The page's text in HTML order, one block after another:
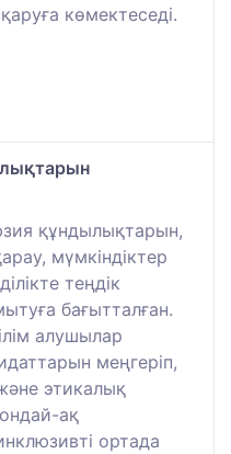
көмектеседі.
құндылықтарын,
мүмкіндіктер
теңдік
бағытталған.
алушылар
меңгеріп,
этикалық
ақ
ортада